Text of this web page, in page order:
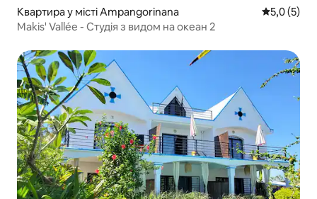
Квартира у місті Ampangorinana Середня
5,0 (5)
Makis' Vallée - Студія з видом на океан 2